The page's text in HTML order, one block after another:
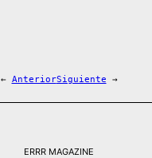
← AnteriorSiguiente →
ERRR MAGAZINE